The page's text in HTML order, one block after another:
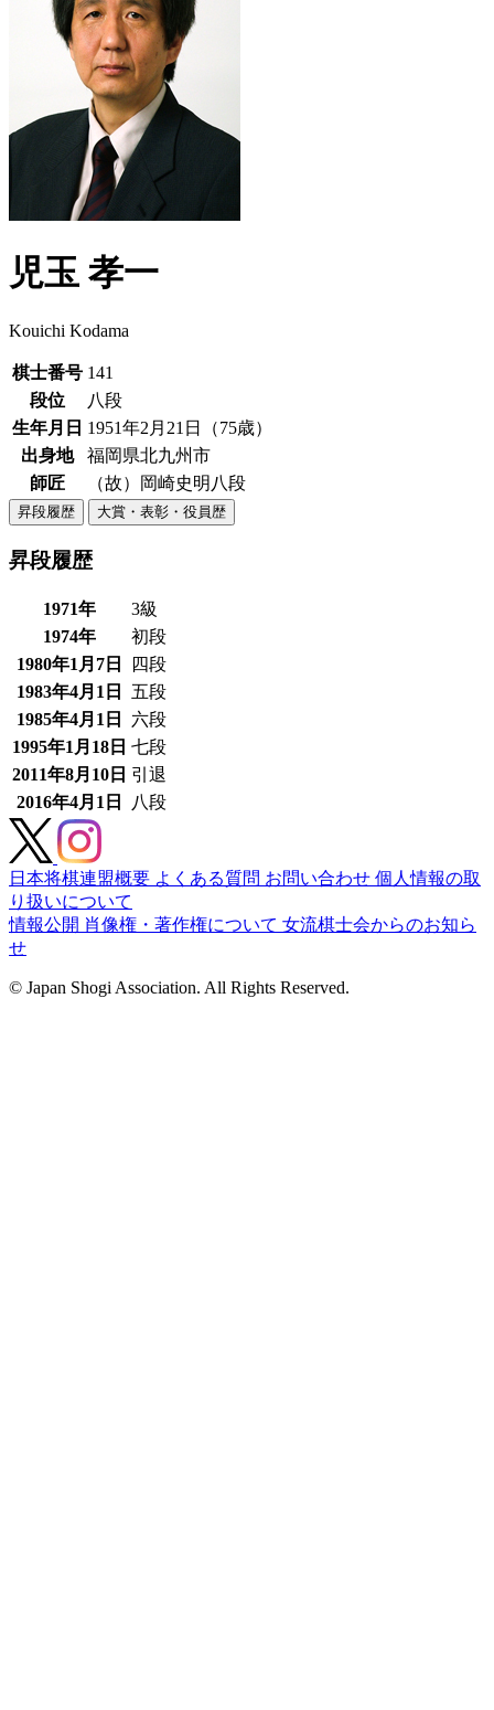
児玉 孝一
Kouichi Kodama
棋士番号 141
段位
八段
生年月日 1951年2月21日（75歳）
出身地
福岡県北九州市
師匠
（故）岡崎史明八段
昇段履歴 大賞・表彰・役員歴
昇段履歴
1971年
3級
1974年
初段
1980年1月7日
四段
1983年4月1日
五段
1985年4月1日
六段
1995年1月18日 七段
2011年8月10日 引退
2016年4月1日
八段
日本将棋連盟概要 よくある質問 お問い合わせ 個人情報の取
り扱いについて
情報公開 肖像権・著作権について 女流棋士会からのお知ら
せ
© Japan Shogi Association. All Rights Reserved.